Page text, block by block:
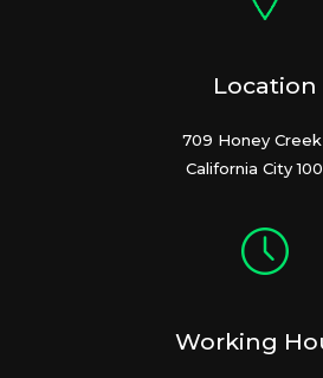
Location
709 Honey Creek
California City
Working